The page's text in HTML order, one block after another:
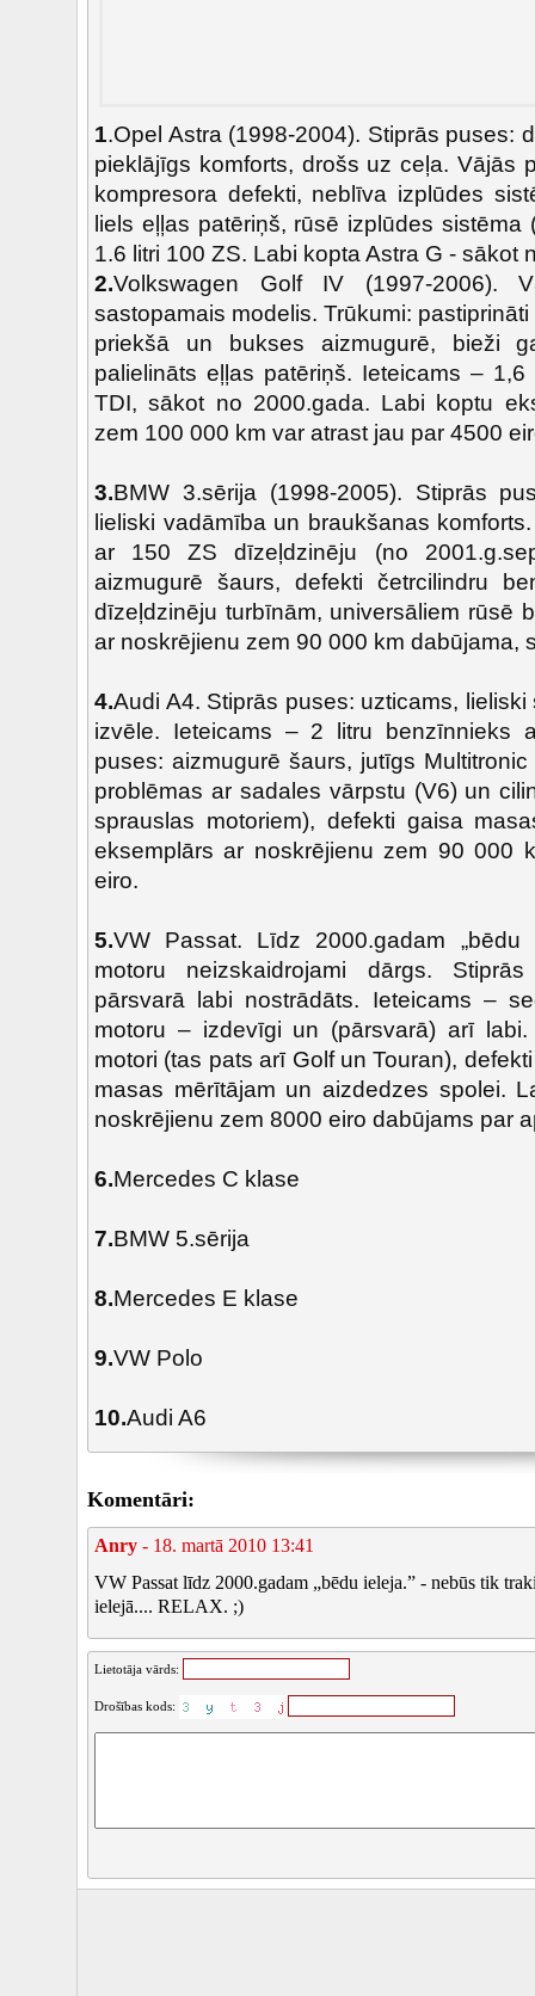
1.Opel Astra (1998-2004). Stiprās puses:
pieklājīgs komforts, drošs uz ceļa. Vājās
kompresora defekti, neblīva izplūdes
liels eļļas patēriņš, rūsē izplūdes sistēma
1.6 litri 100 ZS. Labi kopta Astra G - sākot
2.Volkswagen Golf IV (1997-2006).
sastopamais modelis. Trūkumi:
priekšā un bukses aizmugurē, bieži
palielināts eļļas patēriņš. Ieteicams –
TDI, sākot no 2000.gada. Labi koptu
zem 100 000 km var atrast jau par 4500
3.BMW 3.sērija (1998-2005). Stiprās
lieliski vadāmība un braukšanas
ar 150 ZS dīzeļdzinēju (no
aizmugurē šaurs, defekti četrcilindru
dīzeļdzinēju turbīnām, universāliem rūsē
ar noskrējienu zem 90 000 km dabūjama,
4.Audi A4. Stiprās puses: uzticams,
izvēle. Ieteicams – 2 litru benzīnnieks
puses: aizmugurē šaurs, jutīgs
problēmas ar sadales vārpstu (V6) un
sprauslas motoriem), defekti gaisa
eksemplārs ar noskrējienu zem 90 000
eiro.
5.VW Passat. Līdz 2000.gadam „bēdu
motoru neizskaidrojami dārgs.
pārsvarā labi nostrādāts. Ieteicams –
motoru – izdevīgi un (pārsvarā) arī
motori (tas pats arī Golf un Touran),
masas mērītājam un aizdedzes spolei.
noskrējienu zem 8000 eiro dabūjams par
6.Mercedes C klase
7.BMW 5.sērija
8.Mercedes E klase
9.VW Polo
10.Audi A6
Komentāri:
Anry - 18. martā 2010 13:41
VW Passat līdz 2000.gadam „bēdu ieleja.” - nebūs tik
ielejā.... RELAX. ;)
Lietotāja vārds:
Drošības kods: